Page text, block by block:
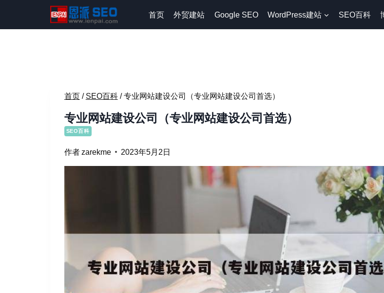
内
首页 外贸建站 Google SEO WordPress建站 SEO百科
首页 / SEO百科 / 专业网站建设公司（专业网站建设公司首选）
专业网站建设公司（专业网站建设公司首选）
SEO百科
作者zarekme 2023年5月2日